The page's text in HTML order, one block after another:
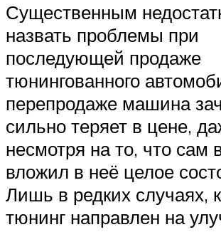
Существенным
назвать проблемы при
последующей продаже
тюнингованного
перепродаже машина
сильно теряет в цене,
несмотря на то, что сам
вложил в неё целое
Лишь в редких случаях,
тюнинг направлен на